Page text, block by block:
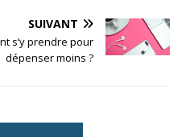
SUIVANT
s’y prendre pour
dépenser moins ?